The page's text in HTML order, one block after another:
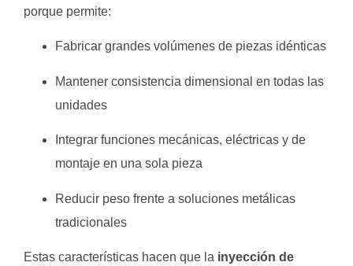
porque permite:
Fabricar grandes volúmenes de piezas idénticas
Mantener consistencia dimensional en todas las
unidades
Integrar funciones mecánicas, eléctricas y de
montaje en una sola pieza
Reducir peso frente a soluciones metálicas
tradicionales
Estas características hacen que la inyección de